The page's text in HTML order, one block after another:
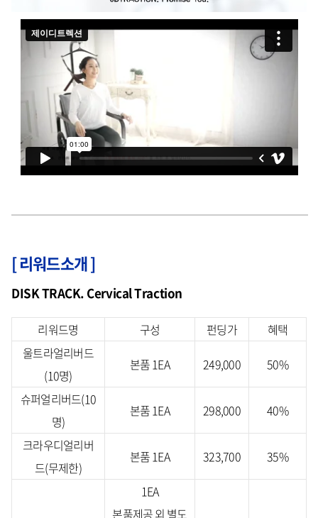
[ 리워드소개 ]
DISK TRACK. Cervical Traction
리워드명 구성 펀딩가
혜택
울트라얼리버드
(10명)
본품 1EA 249,000 50%
슈퍼얼리버드(10
명)
본품 1EA 298,000 40%
크라우디얼리버
드(무제한)
본품 1EA 323,700 35%
1EA
본품제공 외 별도